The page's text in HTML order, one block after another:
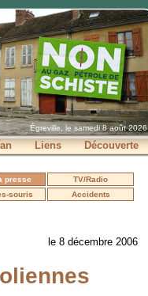
Égreville, le samedi 8 août 2026
Liens Découverte
presse
TV/Radio
souris Accidents
le 8 décembre 2006